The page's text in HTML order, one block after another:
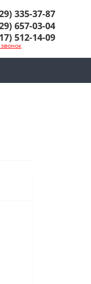
335-37-87
657-03-04
512-14-09